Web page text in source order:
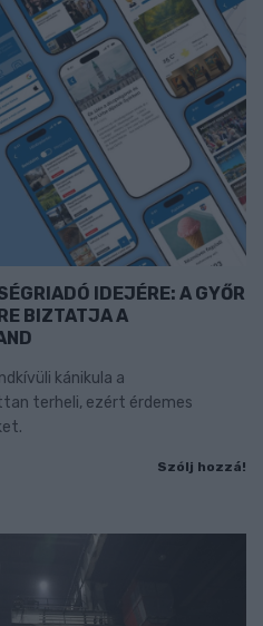
IDEJÉRE: A GYŐR
BIZTATJA A
kánikula a
terheli, ezért érdemes
Szólj hozzá!